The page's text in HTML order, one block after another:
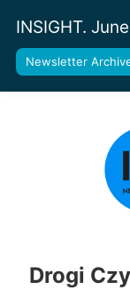
INSIGHT.
Newsletter
Drogi